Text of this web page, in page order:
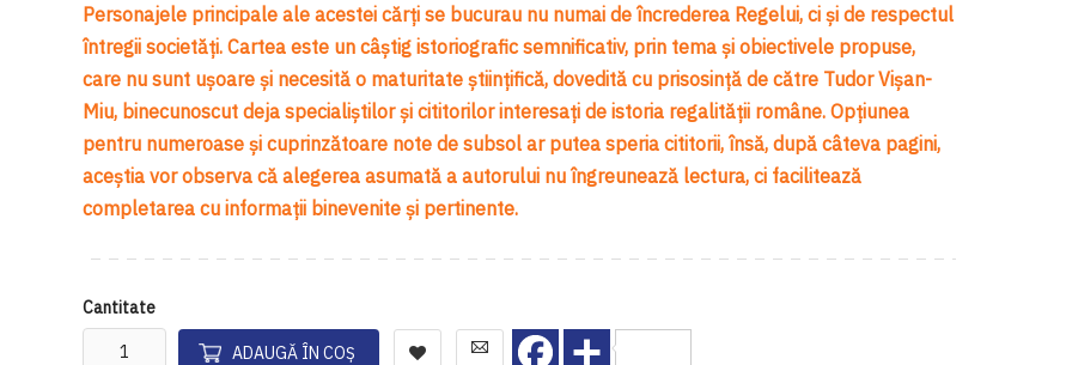
Personajele principale ale acestei cărți se bucurau nu numai de încrederea Regelui, ci și de respectul
întregii societăți. Cartea este un câștig istoriografic semnificativ, prin tema și obiectivele propuse,
care nu sunt ușoare și necesită o maturitate științifică, dovedită cu prisosință de către Tudor Vișan-
Miu, binecunoscut deja specialiștilor și cititorilor interesați de istoria regalității române. Opțiunea
pentru numeroase și cuprinzătoare note de subsol ar putea speria cititorii, însă, după câteva pagini,
aceștia vor observa că alegerea asumată a autorului nu îngreunează lectura, ci facilitează
completarea cu informații binevenite și pertinente.
Cantitate
ADAUGĂ ÎN COȘ
Facebook